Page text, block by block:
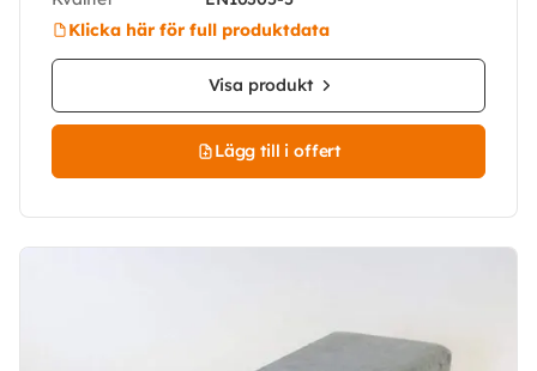
Klicka här för full produktdata
Visa produkt
Lägg till i offert